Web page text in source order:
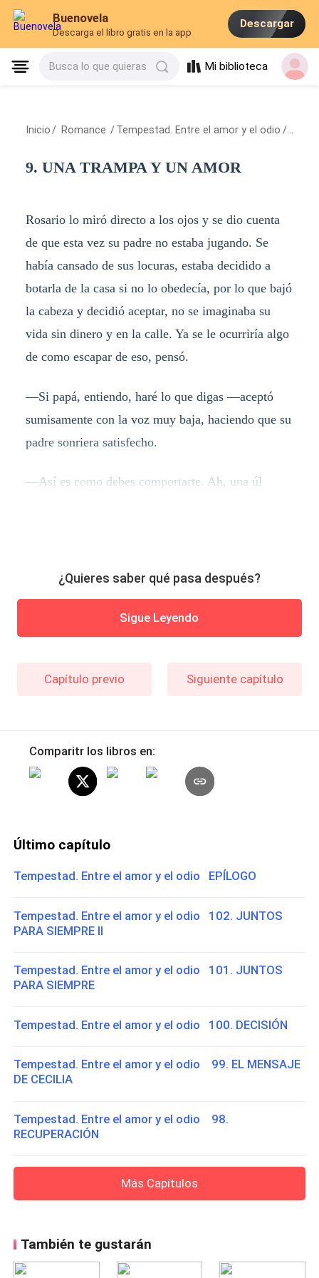
Buenovela
Descarga el libro gratis en la app
Descargar
Busca lo que quieras Mi biblioteca
Inicio / Romance /Tempestad. Entre el amor y el odio /
9. UNA TRAMPA Y UN AMOR
Rosario lo miró directo a los ojos y se dio cuenta
de que esta vez su padre no estaba jugando. Se
había cansado de sus locuras, estaba decidido a
botarla de la casa si no lo obedecía, por lo que bajó
la cabeza y decidió aceptar, no se imaginaba su
vida sin dinero y en la calle. Ya se le ocurriría algo
de como escapar de eso, pensó.
—Si papá, entiendo, haré lo que digas —aceptó
sumisamente con la voz muy baja, haciendo que su
padre sonriera satisfecho.
—Así es como debes comportarte. Ah, una úl
¿Quieres saber qué pasa después?
Sigue Leyendo
Capítulo previo Siguiente capítulo
Comparitr los libros en:
Último capítulo
Tempestad. Entre el amor y el odio EPÍLOGO
Tempestad. Entre el amor y el odio 102. JUNTOS
PARA SIEMPRE ll
Tempestad. Entre el amor y el odio 101. JUNTOS
PARA SIEMPRE
Tempestad. Entre el amor y el odio 100. DECISIÓN
Tempestad. Entre el amor y el odio 99. EL MENSAJE
DE CECILIA
Tempestad. Entre el amor y el odio 98.
RECUPERACIÓN
Más Capítulos
También te gustarán